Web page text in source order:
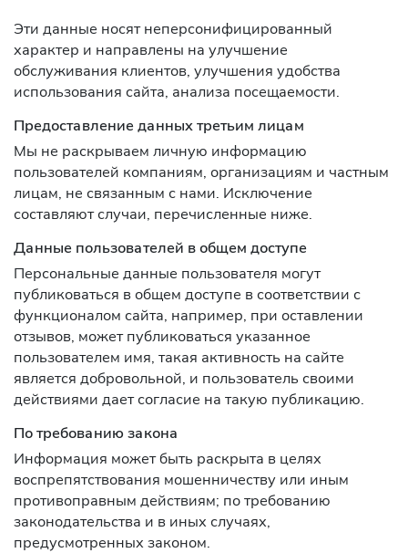
Эти данные носят неперсонифицированный
характер и направлены на улучшение
обслуживания клиентов, улучшения удобства
использования сайта, анализа посещаемости.
Предоставление данных третьим лицам
Мы не раскрываем личную информацию
пользователей компаниям, организациям и частным
лицам, не связанным с нами. Исключение
составляют случаи, перечисленные ниже.
Данные пользователей в общем доступе
Персональные данные пользователя могут
публиковаться в общем доступе в соответствии с
функционалом сайта, например, при оставлении
отзывов, может публиковаться указанное
пользователем имя, такая активность на сайте
является добровольной, и пользователь своими
действиями дает согласие на такую публикацию.
По требованию закона
Информация может быть раскрыта в целях
воспрепятствования мошенничеству или иным
противоправным действиям; по требованию
законодательства и в иных случаях,
предусмотренных законом.